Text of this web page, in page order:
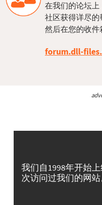
在我们的论坛
社区获得详尽的
然后在您的收件
forum.dll-
我们自1998年开始
次访问过我们的网站